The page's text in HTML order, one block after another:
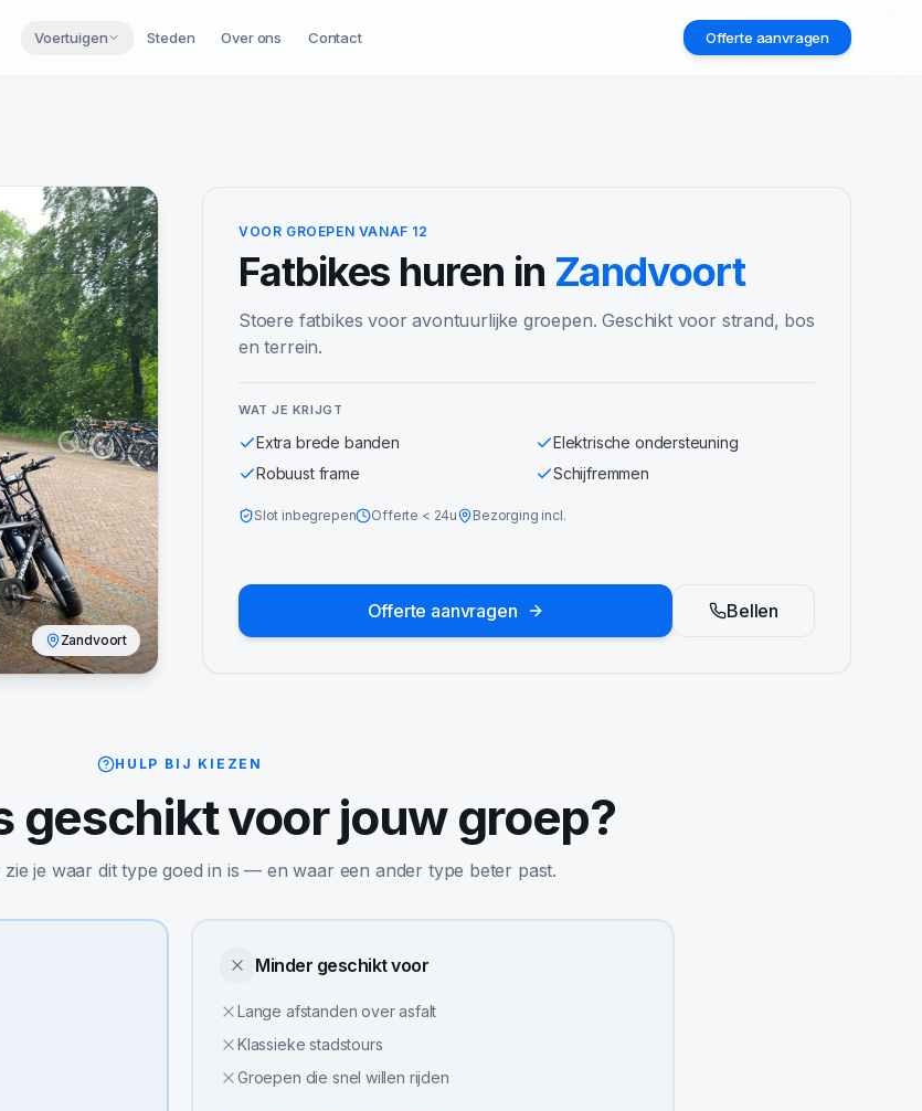
Voertuigen Steden Over ons Contact Offerte aanvragen
Zandvoort
VOOR GROEPEN VANAF 12
Fatbikes huren in Zandvoort
Stoere fatbikes voor avontuurlijke groepen. Geschikt voor strand, bos
en terrein.
WAT JE KRIJGT
Extra brede banden
Elektrische ondersteuning
Robuust frame
Schijfremmen
Slot inbegrepen Offerte < 24u Bezorging incl.
Offerte aanvragen Bellen
HULP BIJ KIEZEN
geschikt voor jouw groep?
zie je waar dit type goed in is — en waar een ander type beter past.
Minder geschikt voor
Lange afstanden over asfalt
Klassieke stadstours
Groepen die snel willen rijden